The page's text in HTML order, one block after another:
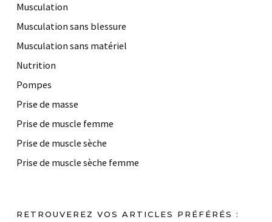
Musculation
Musculation sans blessure
Musculation sans matériel
Nutrition
Pompes
Prise de masse
Prise de muscle femme
Prise de muscle sèche
Prise de muscle sèche femme
RETROUVEREZ VOS ARTICLES PRÉFÉRÉS :